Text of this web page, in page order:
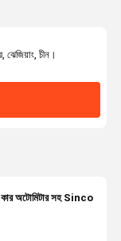
চীন।
অটোমিটার সহ Sinco